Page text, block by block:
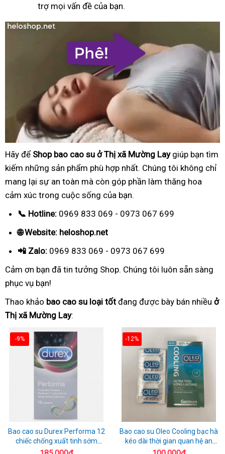
trợ mọi vấn đề của bạn.
Hãy để Shop bao cao su ở Thị xã Mường Laygiúp bạn tìm
kiếm những sản phẩm phù hợp nhất. Chúng tôi không chỉ
mang lại sự an toàn mà còn góp phần làm thăng hoa
cảm xúc trong cuộc sống của bạn.
📞 Hotline: 0969 833 069 - 0973 067 699
🌐 Website: heloshop.net
📲 Zalo: 0969 833 069 - 0973 067 699
Cảm ơn bạn đã tin tưởng Shop. Chúng tôi luôn sẵn sàng
phục vụ bạn!
Thao khảo bao cao su loại tốt đang được bày bán nhiều ở
Thị xã Mường Lay:
-9%
Bao cao su Durex Performa 12
chiếc chống xuất tinh sớm
chuẩn Thái Lan
-12%
Bao cao su Oleo Cooling bạc hà
kéo dài thời gian quan hệ an
toàn